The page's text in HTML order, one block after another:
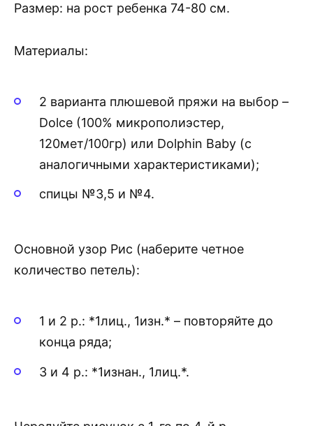
Размер: на рост ребенка 74-80 см.
Материалы:
2 варианта плюшевой пряжи на выбор –
Dolce (100% микрополиэстер,
120мет/100гр) или Dolphin Baby (с
аналогичными характеристиками);
спицы №3,5 и №4.
Основной узор Рис (наберите четное
количество петель):
1 и 2 р.: *1лиц., 1изн.* – повторяйте до
конца ряда;
3 и 4 р.: *1изнан., 1лиц.*.